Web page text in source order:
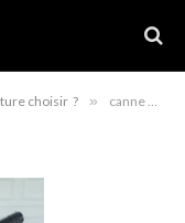
choisir ? » canne antivol voiture